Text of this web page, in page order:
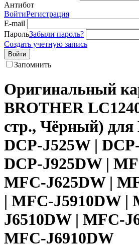
Антибот
ВойтиРегистрация
E-mail
ПарольЗабыли пароль?
Создать учетную запись
Войти
Запомнить
Оригинальный
BROTHER
стр., Чёрный) для
DCP-J525W |
DCP-J925DW |
MFC-J625DW |
| MFC-J5910DW |
J6510DW | MFC-
MFC-J6910DW